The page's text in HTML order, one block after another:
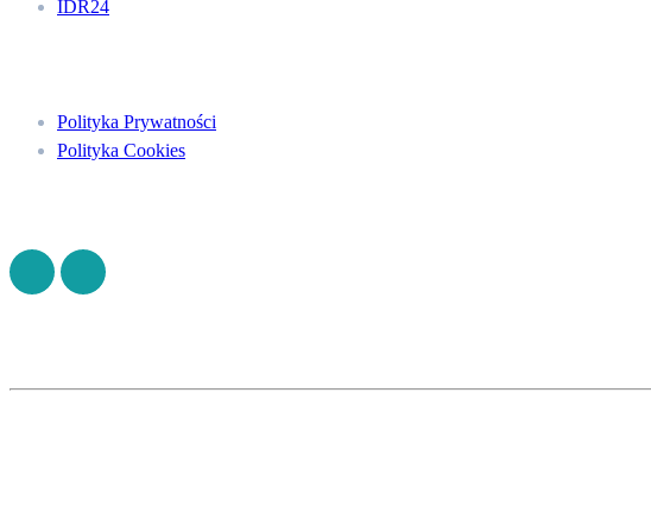
IDR24
Polityka Prywatności
Polityka Cookies